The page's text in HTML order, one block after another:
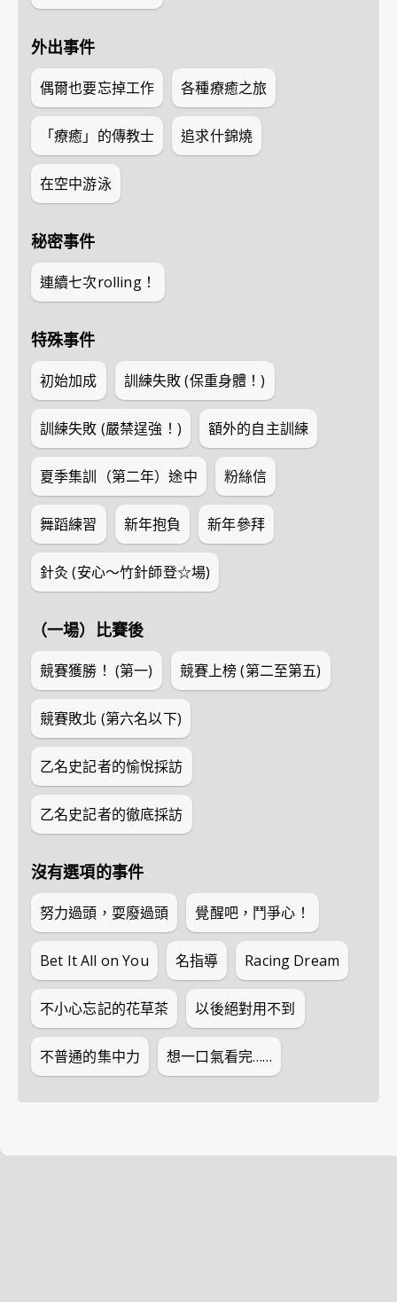
外出事件
偶爾也要忘掉工作 各種療癒之旅
「療癒」的傳教士 追求什錦燒
在空中游泳
秘密事件
連續七次rolling！
特殊事件
初始加成 訓練失敗 (保重身體！)
訓練失敗 (嚴禁逞強！) 額外的自主訓練
夏季集訓（第二年）途中 粉絲信
舞蹈練習 新年抱負 新年參拜
針灸 (安心～竹針師登☆場)
（一場）比賽後
競賽獲勝！ (第一) 競賽上榜 (第二至第五)
競賽敗北 (第六名以下)
乙名史記者的愉悅採訪
乙名史記者的徹底採訪
沒有選項的事件
努力過頭，耍廢過頭 覺醒吧，鬥爭心！
Bet It All on You 名指導 Racing Dream
不小心忘記的花草茶 以後絕對用不到
不普通的集中力 想一口氣看完……